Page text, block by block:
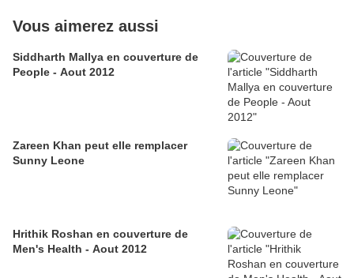
Vous aimerez aussi
Siddharth Mallya en couverture de
People - Aout 2012
Zareen Khan peut elle remplacer
Sunny Leone
Hrithik Roshan en couverture de
Men's Health - Aout 2012